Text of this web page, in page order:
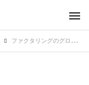
ファクタリングのグローバルサービスの評判は？口コミからその実態を徹底解説